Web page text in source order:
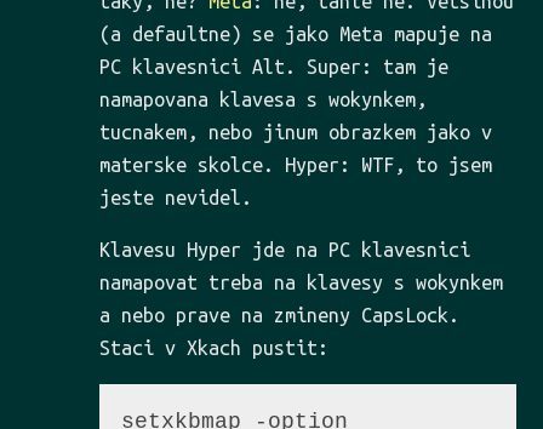
(a defaultne) se jako Meta mapuje na
PC klavesnici Alt. Super: tam je
namapovana klavesa s wokynkem,
tucnakem, nebo jinum obrazkem jako v
materske skolce. Hyper: WTF, to jsem
jeste nevidel.
Klavesu Hyper jde na PC klavesnici
namapovat treba na klavesy s wokynkem
a nebo prave na zmineny CapsLock.
Staci v Xkach pustit:
setxkbmap -option